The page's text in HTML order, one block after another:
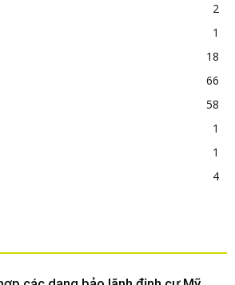
2
1
18
66
58
1
1
4